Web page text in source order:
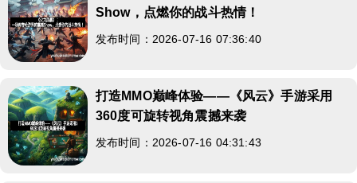
Show，点燃你的战斗热情！
发布时间：2026-07-16 07:36:40
打造MMO巅峰体验——《风云》手游采用
360度可旋转视角震撼来袭
发布时间：2026-07-16 04:31:43